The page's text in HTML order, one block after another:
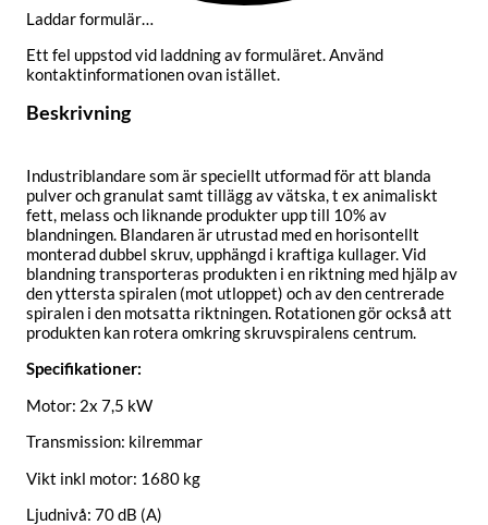
Laddar formulär…
Ett fel uppstod vid laddning av formuläret. Använd
kontaktinformationen ovan istället.
Beskrivning
Industriblandare som är speciellt utformad för att blanda
pulver och granulat samt tillägg av vätska, t ex animaliskt
fett, melass och liknande produkter upp till 10% av
blandningen. Blandaren är utrustad med en horisontellt
monterad dubbel skruv, upphängd i kraftiga kullager. Vid
blandning transporteras produkten i en riktning med hjälp av
den yttersta spiralen (mot utloppet) och av den centrerade
spiralen i den motsatta riktningen. Rotationen gör också att
produkten kan rotera omkring skruvspiralens centrum.
Specifikationer:
Motor: 2x 7,5 kW
Transmission: kilremmar
Vikt inkl motor: 1680 kg
Ljudnivå: 70 dB (A)